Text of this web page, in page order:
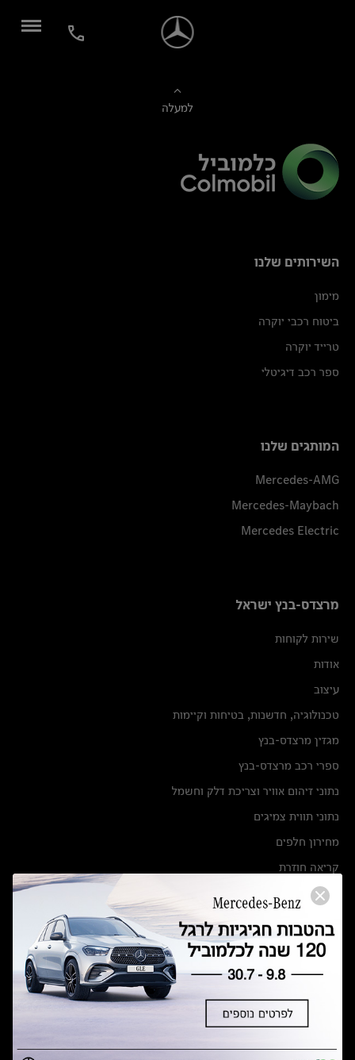
למעלה
השירותים שלנו
מימון
ביטוח רכבי יוקרה
טרייד יוקרה
ספר רכב דיגיטלי
המותגים שלנו
Mercedes-AMG
Mercedes-Maybach
Mercedes Electric
מרצדס-בנץ ישראל
שירות לקוחות
אודות
עיצוב
טכנולוגיה, חדשנות, בטיחות וקיימות
מגזין מרצדס-בנץ
ספרי רכב מרצדס-בנץ
נתוני זיהום אוויר וצריכת דלק וחשמל
נתוני תווית צמיגים
מחירון חלפים
קריאה חוזרת
הודעה על הטבות לרכבי מרצדס בהסדר פשרה בתצ 56447-02-19
תקנון ימי מכירות 120 לכלמוביל
מצאו אותנו
אולמות תצוגה